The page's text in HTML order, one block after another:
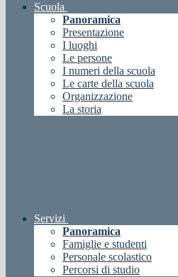
Scuola
Panoramica
Presentazione
I luoghi
Le persone
I numeri della scuola
Le carte della scuola
Organizzazione
La storia
Servizi
Panoramica
Famiglie e studenti
Personale scolastico
Percorsi di studio